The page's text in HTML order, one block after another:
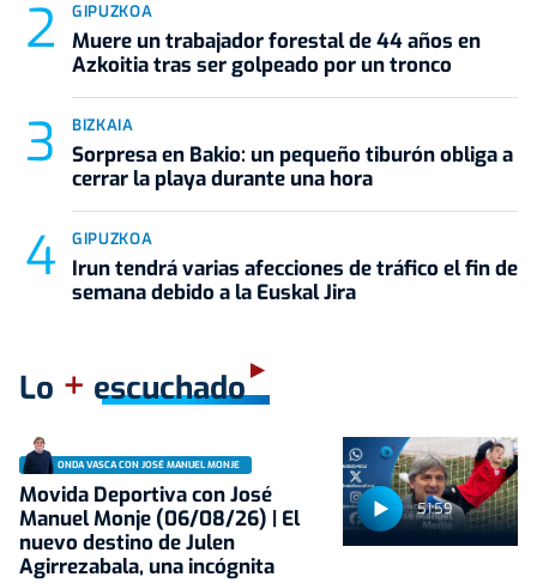
GIPUZKOA
Muere un trabajador forestal de 44 años en
Azkoitia tras ser golpeado por un tronco
BIZKAIA
Sorpresa en Bakio: un pequeño tiburón obliga a
cerrar la playa durante una hora
GIPUZKOA
Irun tendrá varias afecciones de tráfico el fin de
semana debido a la Euskal Jira
Lo + escuchado
51:59
ONDA VASCA CON JOSÉ MANUEL MONJE
Movida Deportiva con José
Manuel Monje (06/08/26) | El
nuevo destino de Julen
Agirrezabala, una incógnita